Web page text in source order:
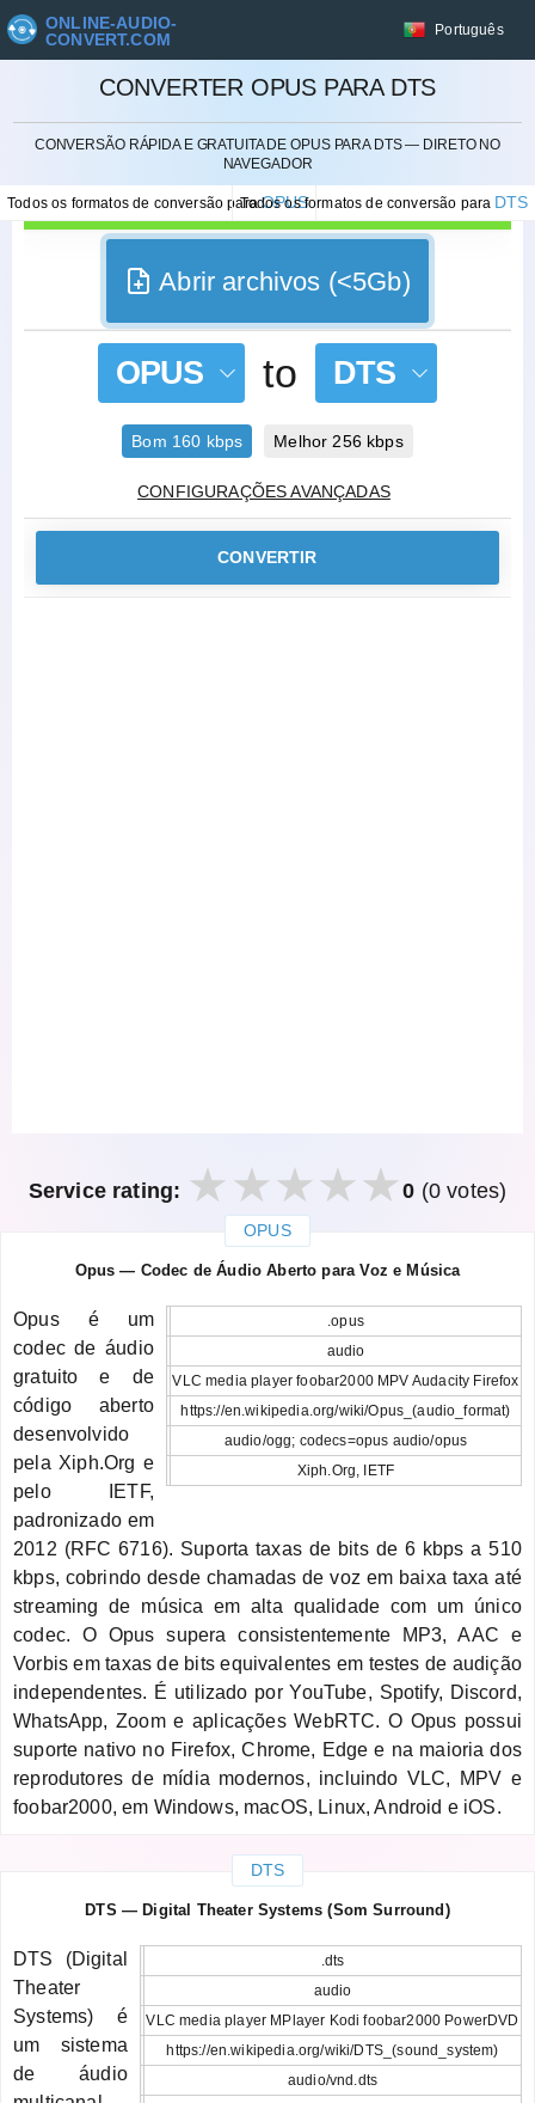
ONLINE-AUDIO-
CONVERT.COM
Português
CONVERTER OPUS PARA DTS
CONVERSÃO RÁPIDA E GRATUITA DE OPUS PARA DTS — DIRETO NO
NAVEGADOR
Todos os formatos de conversão paraOPUS
Todos os formatos de conversão para DTS
Abrir archivos (<5Gb)
OPUS to DTS
Bom 160 kbps Melhor 256 kbps
CONFIGURAÇÕES AVANÇADAS
CONVERTIR
Service rating: 0 (0 votes)
OPUS
Opus — Codec de Áudio Aberto para Voz e Música
.opus
audio
VLC media player foobar2000 MPV Audacity Firefox
https://en.wikipedia.org/wiki/Opus_(audio_format)
audio/ogg; codecs=opus audio/opus
Xiph.Org, IETF
Opus é um
codec de áudio
gratuito e de
código aberto
desenvolvido
pela Xiph.Org e
pelo IETF,
padronizado em
2012 (RFC 6716). Suporta taxas de bits de 6 kbps a 510
kbps, cobrindo desde chamadas de voz em baixa taxa até
streaming de música em alta qualidade com um único
codec. O Opus supera consistentemente MP3, AAC e
Vorbis em taxas de bits equivalentes em testes de audição
independentes. É utilizado por YouTube, Spotify, Discord,
WhatsApp, Zoom e aplicações WebRTC. O Opus possui
suporte nativo no Firefox, Chrome, Edge e na maioria dos
reprodutores de mídia modernos, incluindo VLC, MPV e
foobar2000, em Windows, macOS, Linux, Android e iOS.
DTS
DTS — Digital Theater Systems (Som Surround)
.dts
audio
VLC media player MPlayer Kodi foobar2000 PowerDVD
https://en.wikipedia.org/wiki/DTS_(sound_system)
audio/vnd.dts
DTS (Digital
Theater
Systems) é
um sistema
de áudio